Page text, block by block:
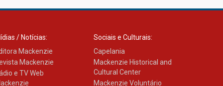
/ Notícias:
Mackenzie
Mackenzie
e TV Web
Sociais e Culturais:
Capelania
Mackenzie Historical and
Cultural Center
Mackenzie Voluntário